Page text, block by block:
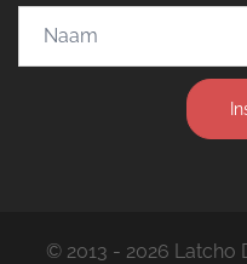
© 2013 - 2026 Latcho